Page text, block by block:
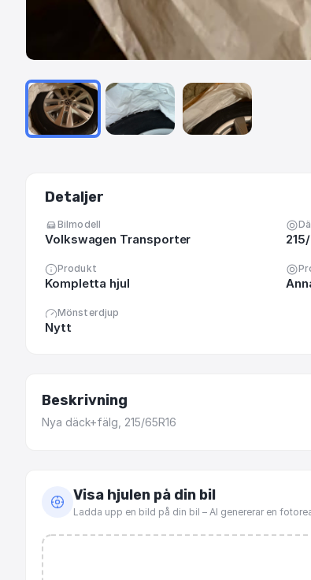
Detaljer
Bilmodell
Volkswagen Transporter
Produkt
Kompletta hjul
Mönsterdjup
Nytt
Beskrivning
Nya däck+fälg, 215​/​65R16
Visa hjulen på din bil
Ladda upp en bild på din bil – AI genererar en